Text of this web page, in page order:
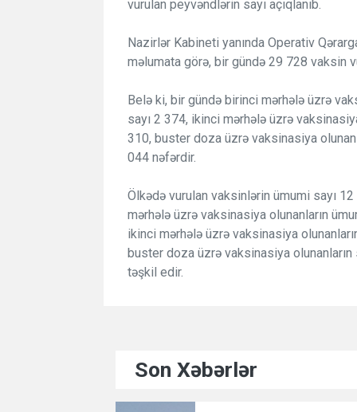
vurulan peyvəndlərin sayı açıqlanıb.
Nazirlər Kabineti yanında Operativ
məlumata görə, bir gündə 29 728 vaksin
Belə ki, bir gündə birinci mərhələ üzrə
sayı 2 374, ikinci mərhələ üzrə
310, buster doza üzrə vaksinasiya
044 nəfərdir.
Ölkədə vurulan vaksinlərin ümumi sayı
mərhələ üzrə vaksinasiya olunanların
ikinci mərhələ üzrə vaksinasiya
buster doza üzrə vaksinasiya
təşkil edir.
Son Xəbərlər